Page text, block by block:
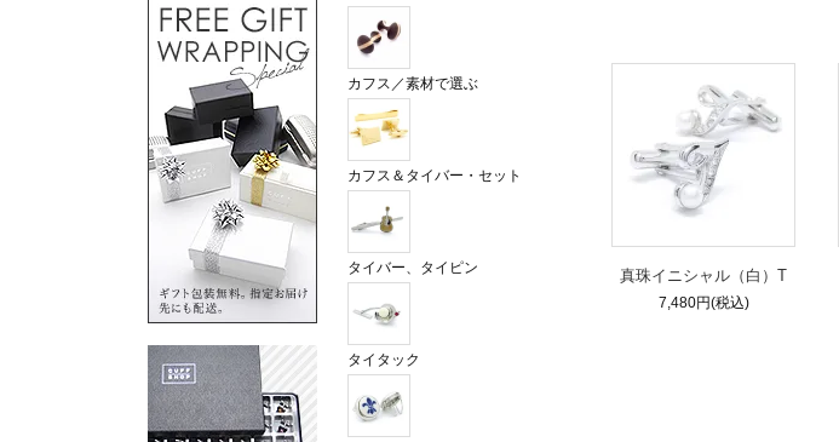
真珠イニシャル（白）T
7,480円(税込)
カフス／素材で選ぶ
カフス＆タイバー・セット
タイバー、タイピン
タイタック